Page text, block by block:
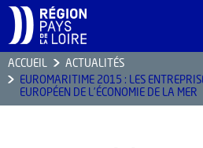
ACCUEIL
ACTUALITÉS
EUROMARITIME 2015 : LES
EUROPÉEN DE L’ÉCONOMIE DE LA MER